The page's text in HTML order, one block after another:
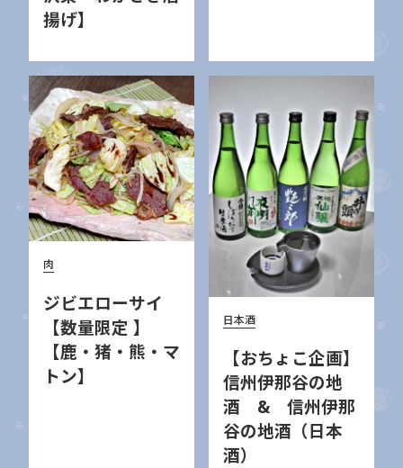
揚げ】
肉
ジビエローサイ
【数量限定 】
【鹿・猪・熊・マ
トン】
日本酒
【おちょこ企画】
信州伊那谷の地
酒 & 信州伊那
谷の地酒（日本
酒）